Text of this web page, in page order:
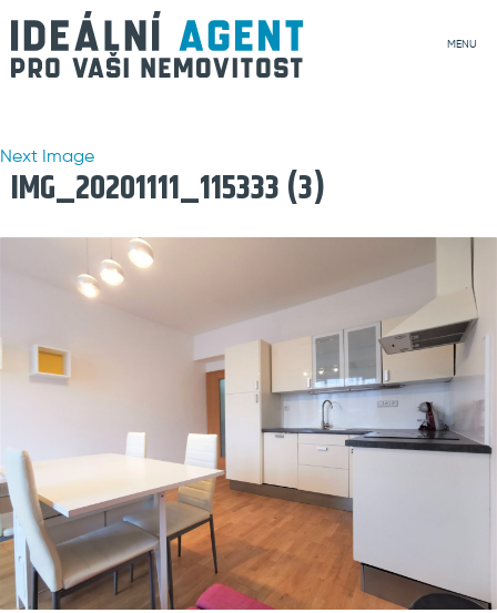
MENU
Next Image
IMG_20201111_115333 (3)